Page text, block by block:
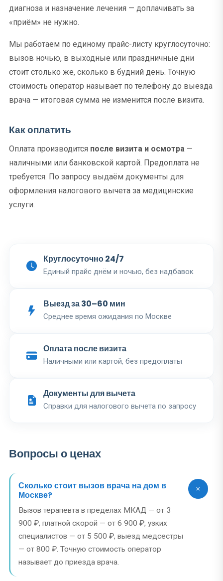
диагноза и назначение лечения — доплачивать за
«приём» не нужно.
Мы работаем по единому прайс-листу круглосуточно:
вызов ночью, в выходные или праздничные дни
стоит столько же, сколько в будний день. Точную
стоимость оператор называет по телефону до выезда
врача — итоговая сумма не изменится после визита.
Как оплатить
Оплата производится после визита и осмотра —
наличными или банковской картой. Предоплата не
требуется. По запросу выдаём документы для
оформления налогового вычета за медицинские
услуги.
Круглосуточно 24/7
Единый прайс днём и ночью, без надбавок
Выезд за 30–60 мин
Среднее время ожидания по Москве
Оплата после визита
Наличными или картой, без предоплаты
Документы для вычета
Справки для налогового вычета по запросу
Вопросы о ценах
Сколько стоит вызов врача на дом в
Москве?
Вызов терапевта в пределах МКАД — от 3
900 ₽, платной скорой — от 6 900 ₽, узких
специалистов — от 5 500 ₽, выезд медсестры
— от 800 ₽. Точную стоимость оператор
называет до приезда врача.